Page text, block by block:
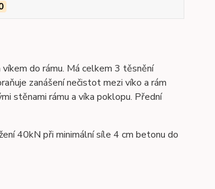
do rámu. Má celkem 3 těsnění
zanášení nečistot mezi víko a rám
stěnami rámu a víka poklopu. Přední
40kN při minimální síle 4 cm betonu do